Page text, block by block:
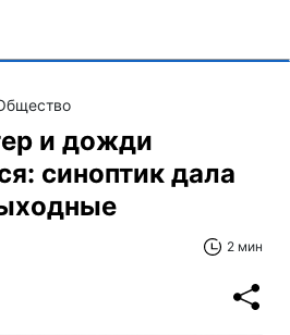
и дожди
синоптик дала
2 мин